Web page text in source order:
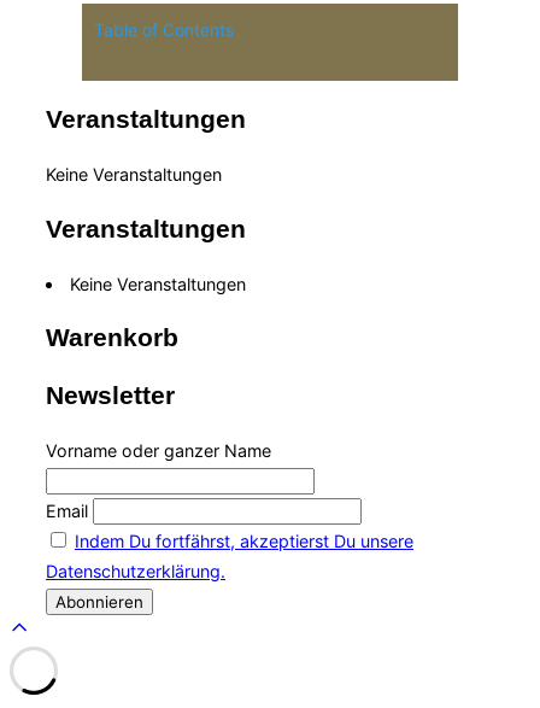
Table of Contents
Veranstaltungen
Keine Veranstaltungen
Veranstaltungen
Keine Veranstaltungen
Warenkorb
Newsletter
Vorname oder ganzer Name
Email
Indem Du fortfährst, akzeptierst Du unsere
Datenschutzerklärung.
top